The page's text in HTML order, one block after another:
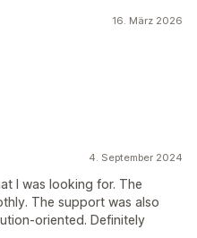
16. März 2026
4. September 2024
I was looking for. The
The support was also
oriented. Definitely